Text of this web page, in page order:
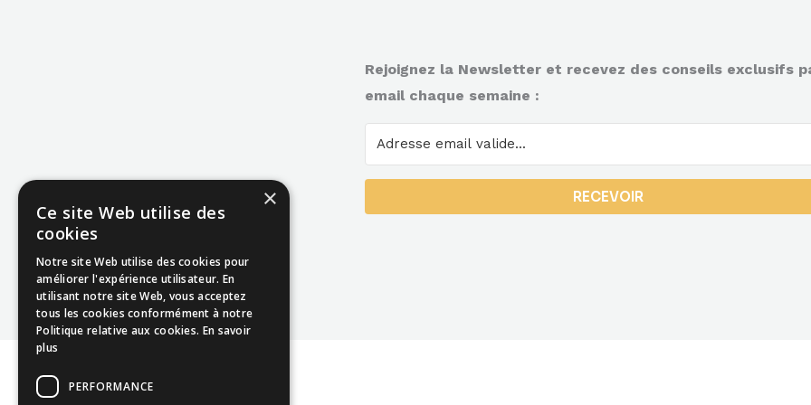
Rejoignez la Newsletter et recevez des conseils exclusifs
email chaque semaine :
RECEVOIR
×
Ce site Web utilise des
cookies
Notre site Web utilise des cookies pour
améliorer l'expérience utilisateur. En
utilisant notre site Web, vous acceptez
tous les cookies conformément à notre
Politique relative aux cookies. En savoir
plus
PERFORMANCE